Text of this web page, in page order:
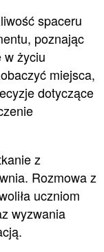
spaceru
poznając
w życiu
miejsca,
dotyczące
z
Rozmowa z
uczniom
wyzwania